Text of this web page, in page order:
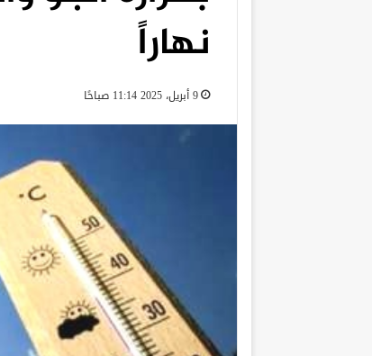
نهاراً
9 أبريل، 2025 11:14 صباحًا